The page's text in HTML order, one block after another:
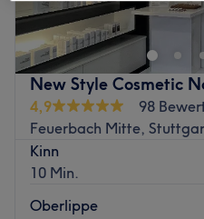
New Style Cosmetic
4,9
98
Feuerbach Mitte,
Kinn
10 Min.
Oberlippe